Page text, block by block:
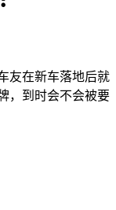
友在新车落地后就
，到时会不会被要